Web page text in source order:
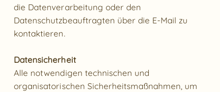
die Datenverarbeitung oder den
Datenschutzbeauftragten über die E-Mail zu
kontaktieren.
Datensicherheit
Alle notwendigen technischen und
organisatorischen Sicherheitsmaßnahmen, um